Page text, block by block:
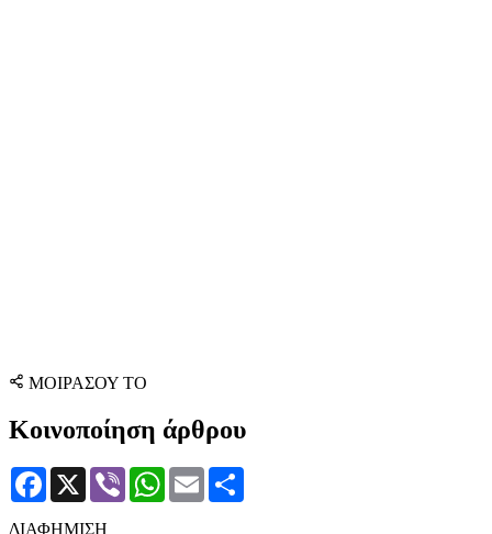
ΜΟΙΡΑΣΟΥ ΤΟ
Κοινοποίηση άρθρου
Facebook
X Viber WhatsApp
Email
ΔΙΑΦΗΜΙΣΗ